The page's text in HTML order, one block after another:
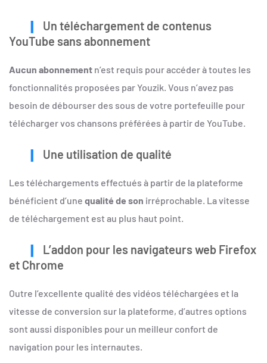
Un téléchargement de contenus
YouTube sans abonnement
Aucun abonnement n’est requis pour accéder à toutes les
fonctionnalités proposées par Youzik. Vous n’avez pas
besoin de débourser des sous de votre portefeuille pour
télécharger vos chansons préférées à partir de YouTube.
Une utilisation de qualité
Les téléchargements effectués à partir de la plateforme
bénéficient d’une qualité de son irréprochable. La vitesse
de téléchargement est au plus haut point.
L’addon pour les navigateurs web Firefox
et Chrome
Outre l’excellente qualité des vidéos téléchargées et la
vitesse de conversion sur la plateforme, d’autres options
sont aussi disponibles pour un meilleur confort de
navigation pour les internautes.